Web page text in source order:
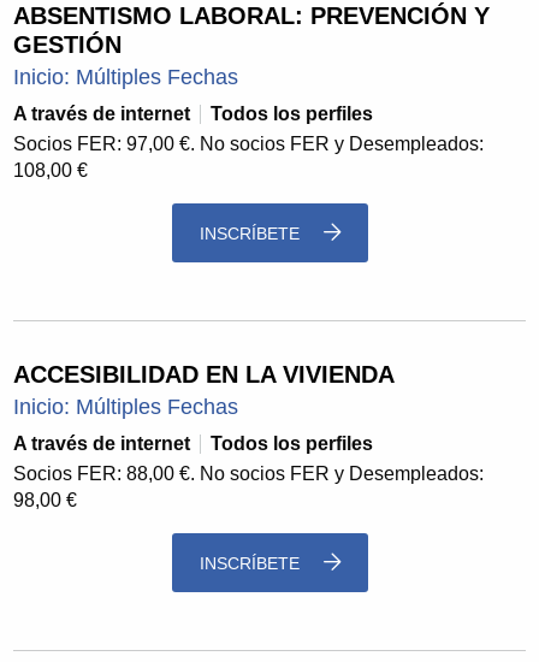
ABSENTISMO LABORAL: PREVENCIÓN Y
GESTIÓN
Inicio: Múltiples Fechas
A través de internet
Todos los perfiles
Socios FER: 97,00 €. No socios FER y Desempleados:
108,00 €
INSCRÍBETE
ACCESIBILIDAD EN LA VIVIENDA
Inicio: Múltiples Fechas
A través de internet
Todos los perfiles
Socios FER: 88,00 €. No socios FER y Desempleados:
98,00 €
INSCRÍBETE